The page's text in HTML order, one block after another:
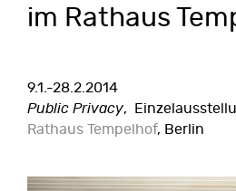
im Rathaus
9.1.-28.2.2014
Public Privacy,
Rathaus Tempelhof, Berlin